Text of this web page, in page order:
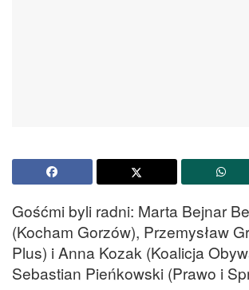
Gośćmi byli radni: Marta Bejnar
(Kocham Gorzów), Przemysław
Plus) i Anna Kozak (Koalicja
Sebastian Pieńkowski (Prawo i